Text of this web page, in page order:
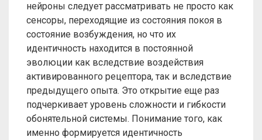
нейроны следует рассматривать не просто как
сенсоры, переходящие из состояния покоя в
состояние возбуждения, но что их
идентичность находится в постоянной
эволюции как вследствие воздействия
активированного рецептора, так и вследствие
предыдущего опыта. Это открытие еще раз
подчеркивает уровень сложности и гибкости
обонятельной системы. Понимание того, как
именно формируется идентичность